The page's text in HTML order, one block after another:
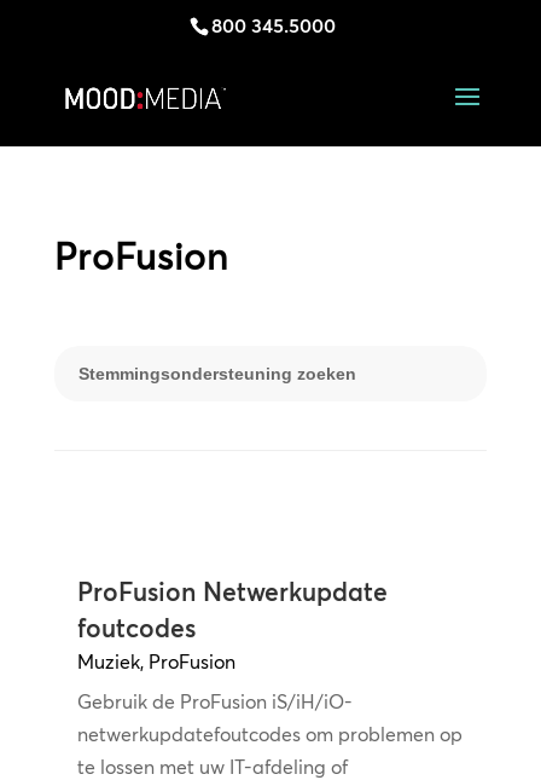
800 345.5000
ProFusion
ProFusion Netwerkupdate
foutcodes
Muziek, ProFusion
Gebruik de ProFusion iS/iH/iO-
netwerkupdatefoutcodes om problemen op
te lossen met uw IT-afdeling of